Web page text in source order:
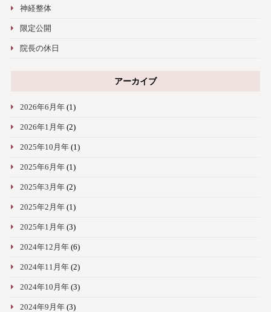
神経整体
限定公開
院長の休日
アーカイブ
2026年6月年(1)
2026年1月年(2)
2025年10月年(1)
2025年6月年(1)
2025年3月年(2)
2025年2月年(1)
2025年1月年(3)
2024年12月年(6)
2024年11月年(2)
2024年10月年(3)
2024年9月年(3)